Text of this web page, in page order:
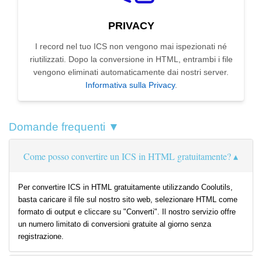
PRIVACY
I record nel tuo ICS non vengono mai ispezionati né
riutilizzati. Dopo la conversione in HTML, entrambi i file
vengono eliminati automaticamente dai nostri server.
Informativa sulla Privacy.
Domande frequenti ▼
Come posso convertire un ICS in HTML gratuitamente?
Per convertire ICS in HTML gratuitamente utilizzando Coolutils,
basta caricare il file sul nostro sito web, selezionare HTML come
formato di output e cliccare su "Converti". Il nostro servizio offre
un numero limitato di conversioni gratuite al giorno senza
registrazione.